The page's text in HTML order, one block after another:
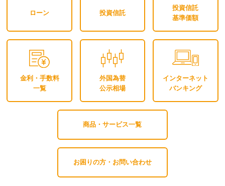
ローン 投資信託
投資信託
基準価額
金利・手数料
一覧
外国為替
公示相場
インターネット
バンキング
商品・サービス一覧
お困りの方・お問い合わせ